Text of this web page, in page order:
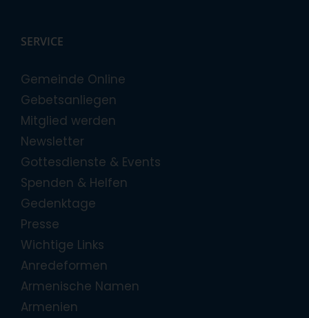
SERVICE
Gemeinde Online
Gebetsanliegen
Mitglied werden
Newsletter
Gottesdienste & Events
Spenden & Helfen
Gedenktage
Presse
Wichtige Links
Anredeformen
Armenische Namen
Armenien